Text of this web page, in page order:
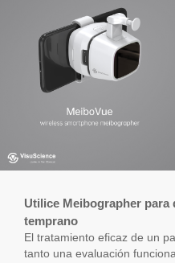
Utilice Meibographer para
temprano
El tratamiento eficaz de un
tanto una evaluación